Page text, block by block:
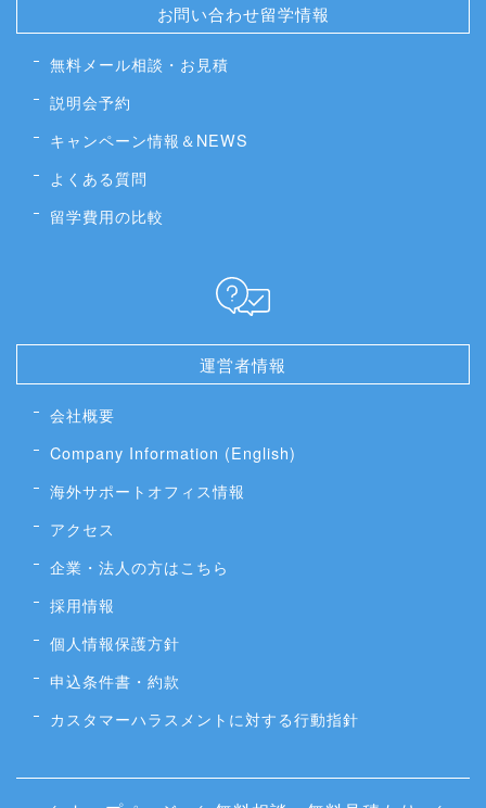
お問い合わせ留学情報
無料メール相談・お見積
説明会予約
キャンペーン情報＆NEWS
よくある質問
留学費用の比較
運営者情報
会社概要
Company Information (English)
海外サポートオフィス情報
アクセス
企業・法人の方はこちら
採用情報
個人情報保護方針
申込条件書・約款
カスタマーハラスメントに対する行動指針